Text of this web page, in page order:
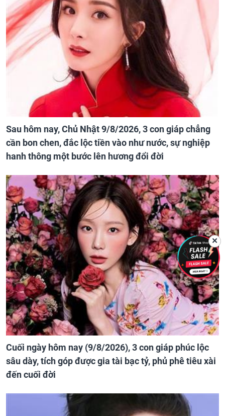
Sau hôm nay, Chủ Nhật 9/8/2026, 3 con giáp chẳng
cần bon chen, đắc lộc tiền vào như nước, sự nghiệp
hanh thông một bước lên hương đổi đời
Cuối ngày hôm nay (9/8/2026), 3 con giáp phúc lộc
sâu dày, tích góp được gia tài bạc tỷ, phủ phê tiêu xài
đến cuối đời
✕